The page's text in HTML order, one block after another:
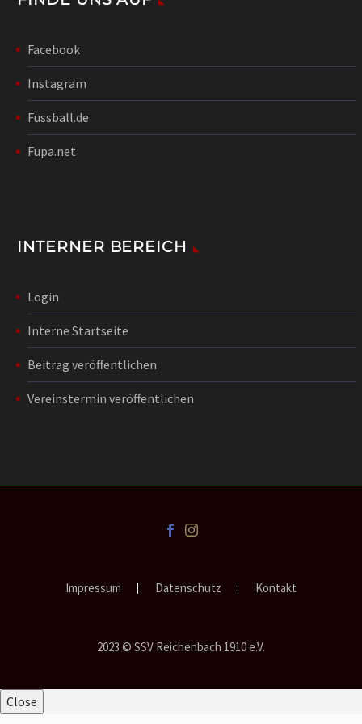
Facebook
Instagram
Fussball.de
Fupa.net
INTERNER BEREICH
Login
Interne Startseite
Beitrag veröffentlichen
Vereinstermin veröffentlichen
Impressum Datenschutz Kontakt
2023 © SSV Reichenbach 1910 e.V.
Close